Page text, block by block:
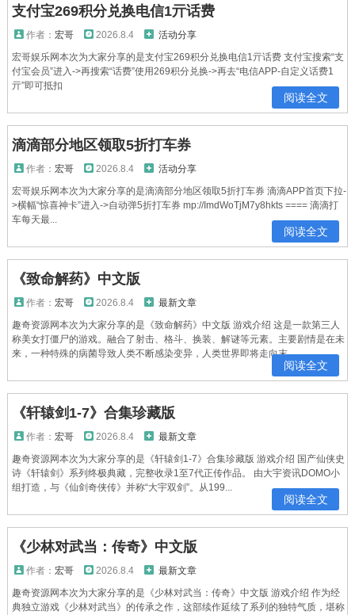
支付宝269积分兑换电信1亓话费
作者： 宏哥 2026.8.4
活动分享
宏哥娱乐网本次为大家分享的是支付宝269积分兑换电信1亓话费 支付宝搜索“支
付宝会员”进入->再搜索“话费”使用269积分兑换->再去“电信APP-自定义话费1
亓”即可抵扣
阅读全文
滴滴部分地区领取5折打车券
作者： 宏哥 2026.8.4
活动分享
宏哥娱乐网本次为大家分享的是滴滴部分地区领取5折打车券 滴滴APP首页下拉-
>横幅“惊喜神卡”进入->自动弹5折打车券 mp://ImdWoTjM7y8hkts ==== 滴滴打
车每天最...
阅读全文
《致命解药》中文版
作者： 宏哥 2026.8.4
最新文章
趣奇资源网本次为大家分享的是《致命解药》中文版 游戏介绍 这是一款第三人
称美女打僵尸的游戏。融合了射击、格斗、换装、解谜等元素。主要剧情是在未
来，一种特殊的病菌导致人类不断感染变异，人类世界即将走向末...
阅读全文
《轩辕剑1-7》合集珍藏版
作者： 宏哥 2026.8.4
最新文章
趣奇资源网本次为大家分享的是《轩辕剑1-7》合集珍藏版 游戏介绍 国产仙侠史
诗《轩辕剑》系列终极典藏，完整收录1至7代正传作品。 由大宇资讯DOMO小
组打造，与《仙剑奇侠传》并称“大宇双剑”。从199...
阅读全文
《少林对武当：传奇》中文版
作者： 宏哥 2026.8.4
最新文章
趣奇资源网本次为大家分享的是《少林对武当：传奇》中文版 游戏介绍 作为经
典独立游戏《少林对武当》的传承之作，这部续作延续了系列的独特气质，堪称